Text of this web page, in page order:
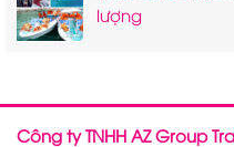
lượng
Công ty TNHH AZ Group